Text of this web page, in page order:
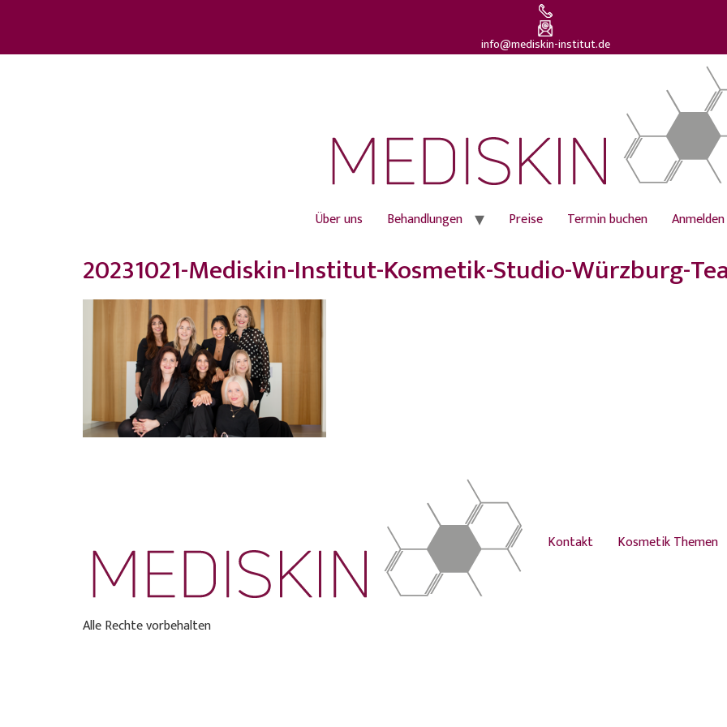
info@mediskin-institut.de
Über uns Behandlungen Preise Termin buchen Anmelden
20231021-Mediskin-Institut-Kosmetik-Studio-Würzburg-
Kontakt Kosmetik Themen
Alle Rechte vorbehalten